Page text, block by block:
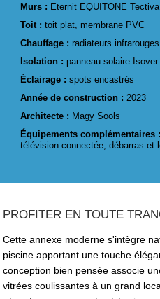
Murs : Eternit EQUITONE
Toit :toit plat, membrane PVC
Chauffage :radiateurs infrarouges
Isolation :panneau solaire Isover
Éclairage : spots encastrés
Année de construction : 2023
Architecte : Magy Sools
Équipements complémentaires
télévision connectée, débarras et
PROFITER EN TOUTE
Cette annexe moderne s'intègre
piscine apportant une touche
conception bien pensée associe
vitrées coulissantes à un grand